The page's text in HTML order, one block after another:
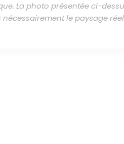
La photo présentée ci-
le paysage